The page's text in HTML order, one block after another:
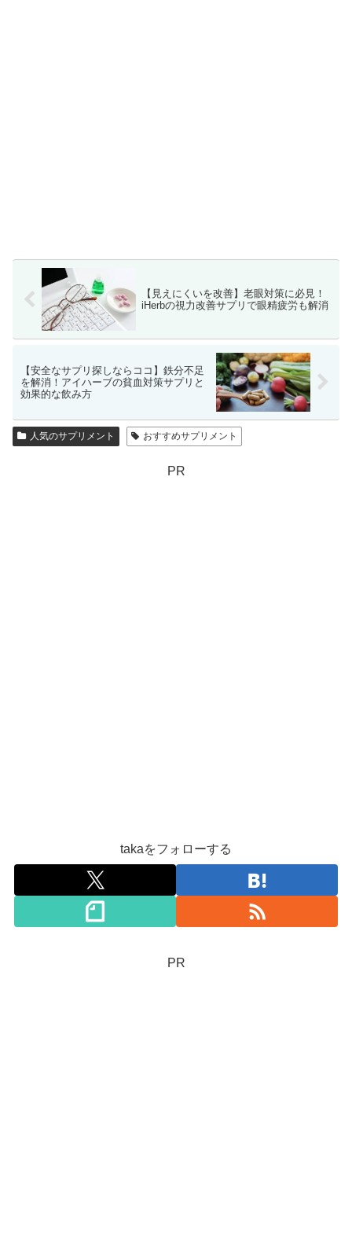
【見えにくいを改善】老眼対策に必見！
iHerbの視力改善サプリで眼精疲労も解消
【安全なサプリ探しならココ】鉄分不足
を解消！アイハーブの貧血対策サプリと
効果的な飲み方
人気のサプリメント おすすめサプリメント
PR
takaをフォローする
PR